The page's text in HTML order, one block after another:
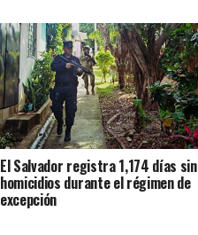
El Salvador registra 1,174 días sin
homicidios durante el régimen de
excepción